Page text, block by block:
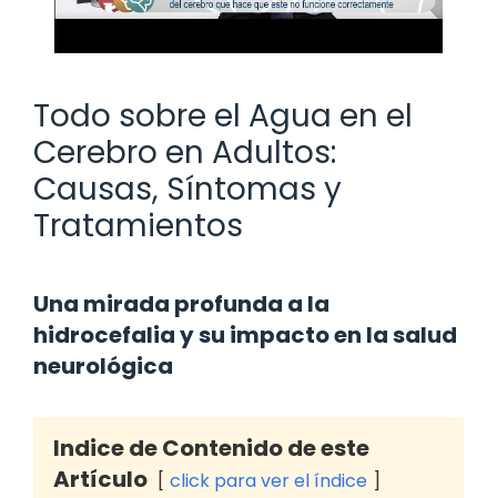
Todo sobre el Agua en el
Cerebro en Adultos:
Causas, Síntomas y
Tratamientos
Una mirada profunda a la
hidrocefalia y su impacto en la salud
neurológica
Indice de Contenido de este
Artículo
click para ver el índice